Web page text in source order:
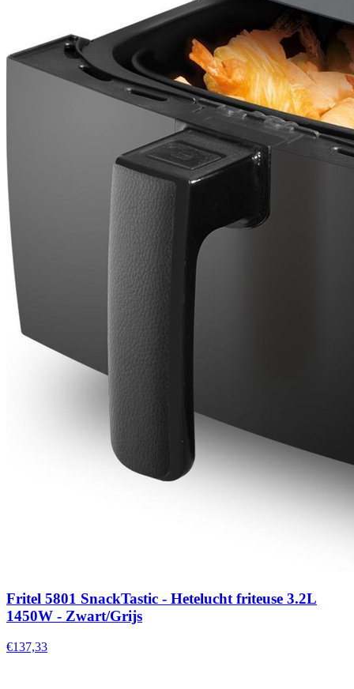
Fritel 5801 SnackTastic - Hetelucht friteuse 3.2L
1450W - Zwart/Grijs
€137,33